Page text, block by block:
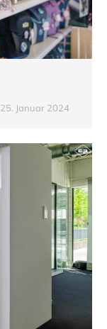
25. Januar 2024